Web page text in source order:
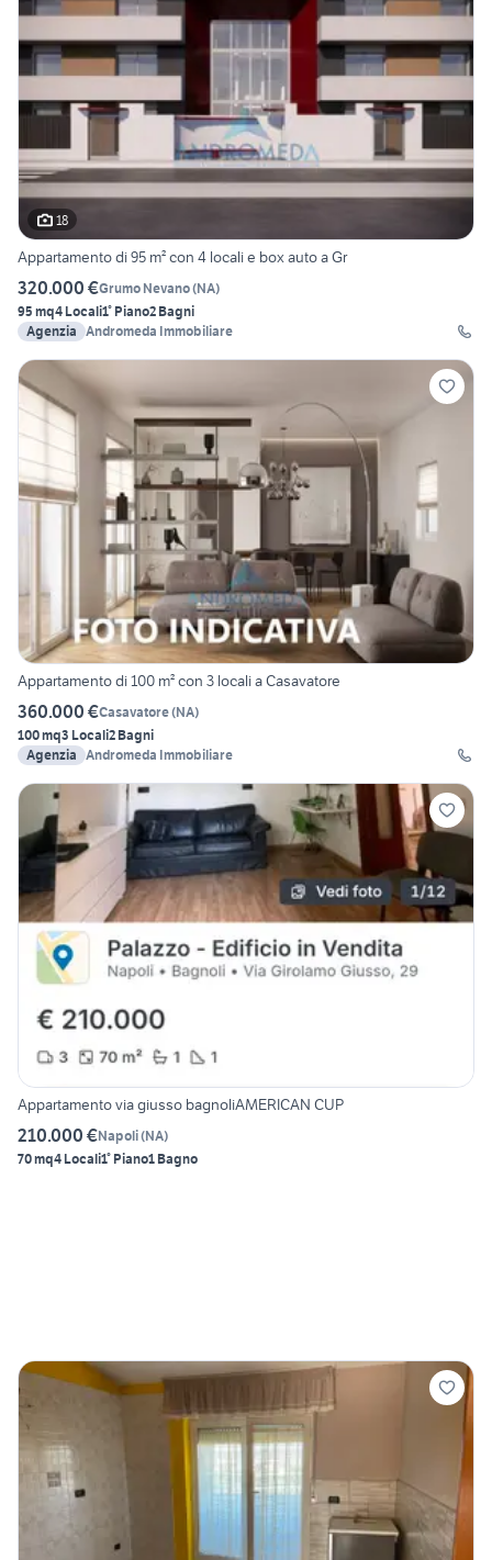
18
Appartamento di 95 m² con 4 locali e box auto a Gr
320.000 €Grumo Nevano(NA)
95 mq4 Locali1° Piano2 Bagni
Agenzia Andromeda Immobiliare
Appartamento di 100 m² con 3 locali a Casavatore
360.000 €Casavatore(NA)
100 mq3 Locali2 Bagni
Agenzia Andromeda Immobiliare
Appartamento via giusso bagnoliAMERICAN CUP
210.000 €Napoli(NA)
70 mq4 Locali1° Piano1 Bagno